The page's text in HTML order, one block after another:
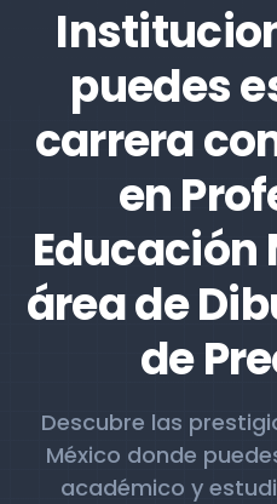
puedes
carrera
en
Educación
área de
de
Descubre las
México donde
académico y